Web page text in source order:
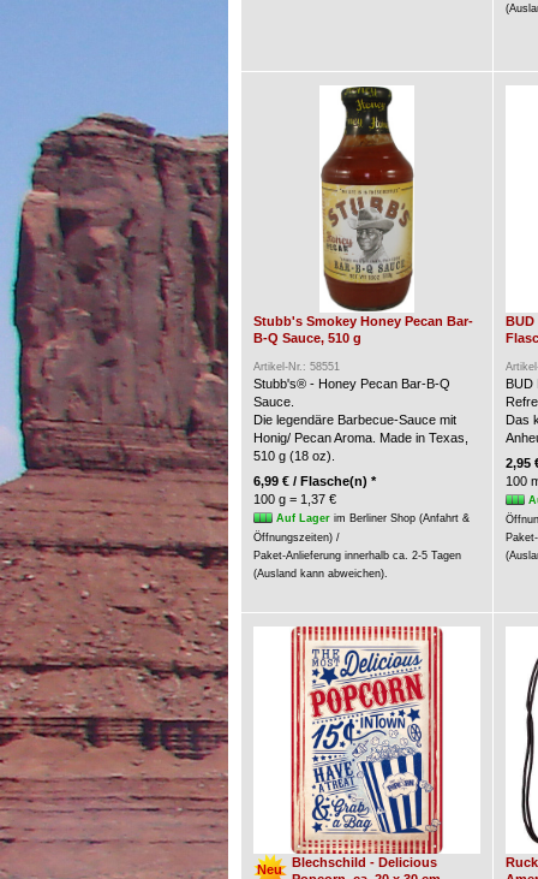
Stubb's Smokey Honey Pecan Bar-
B-Q Sauce, 510 g
Artikel-Nr.: 58551
Stubb's® - Honey Pecan Bar-B-Q
Sauce.
Die legendäre Barbecue-Sauce mit
Honig/ Pecan Aroma. Made in Texas,
510 g (18 oz).
6,99 € / Flasche(n) *
100 g = 1,37 €
Auf Lagerim Berliner Shop (Anfahrt &
Öffnungszeiten) /
Paket-Anlieferung innerhalb ca. 2-5 Tagen
(Ausland kann abweichen).
BUD
BUD
Das
2,95
100
Neu
Blechschild - Delicious